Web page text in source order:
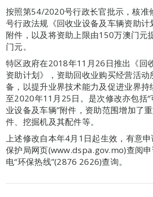
按照第54/2020号行政长官批示，核
号行政法规《回收业设备及车辆资助计
附件，以及将资助上限由150万澳门元
门元。
特区政府在2018年11月26日推出《回
资助计划》，资助回收业购买经营活动
备，以提升业界技术能力及促进业界持
至2020年11月25日。是次修改亦包括
业设备及车辆”附件，资助范围增加了
件、挖掘机及其配件等。
上述修改自本年4月1日起生效，有意
保护局网页(www.dspa.gov.mo)查阅
电“环保热线”(2876 2626)查询。